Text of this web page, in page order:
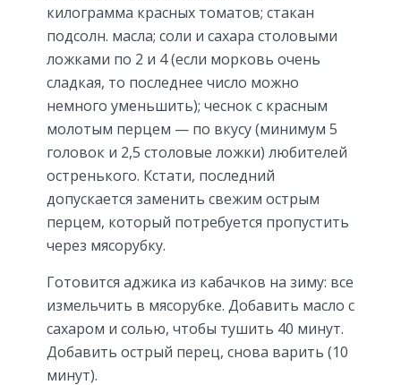
килограмма красных томатов; стакан
подсолн. масла; соли и сахара столовыми
ложками по 2 и 4 (если морковь очень
сладкая, то последнее число можно
немного уменьшить); чеснок с красным
молотым перцем — по вкусу (минимум 5
головок и 2,5 столовые ложки) любителей
остренького. Кстати, последний
допускается заменить свежим острым
перцем, который потребуется пропустить
через мясорубку.
Готовится аджика из кабачков на зиму: все
измельчить в мясорубке. Добавить масло с
сахаром и солью, чтобы тушить 40 минут.
Добавить острый перец, снова варить (10
минут).